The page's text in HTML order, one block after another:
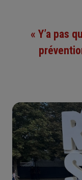
« Y’a pas